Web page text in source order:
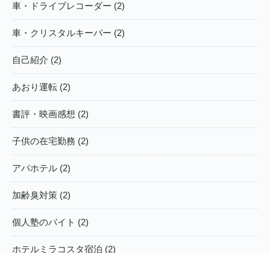
車・ドライブレコーダー (2)
車・クリスタルキーパー (2)
自己紹介 (2)
あおり運転 (2)
書評・映画感想 (2)
子供の在宅勤務 (2)
アパホテル (2)
加齢臭対策 (2)
個人塾のバイト (2)
ホテルミラコスタ宿泊 (2)